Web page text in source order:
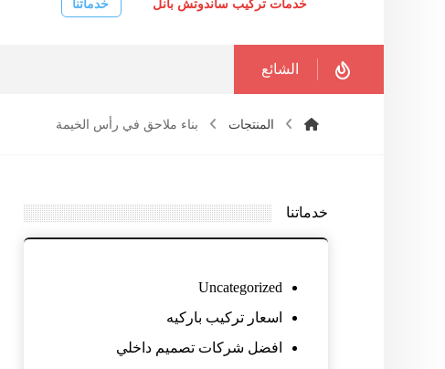
خدمات تركيب ساندوتش بانل
خدماتنا
الشائع
المنتجات بناء ملاحق في رأس الخيمة
خدماتنا
Uncategorized
اسعار تركيب باركيه
افضل شركات تصميم داخلي